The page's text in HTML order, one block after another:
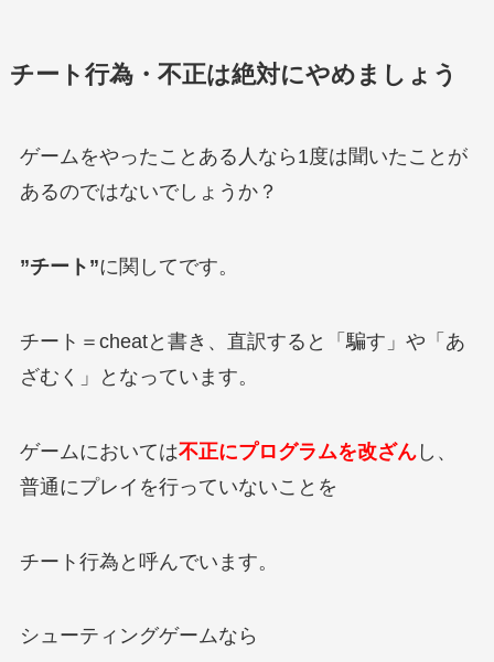
チート行為・不正は絶対にやめましょう
ゲームをやったことある人なら1度は聞いたことが
あるのではないでしょうか？
”チート”に関してです。
チート＝cheatと書き、直訳すると「騙す」や「あ
ざむく」となっています。
ゲームにおいては不正にプログラムを改ざんし、
普通にプレイを行っていないことを
チート行為と呼んでいます。
シューティングゲームなら